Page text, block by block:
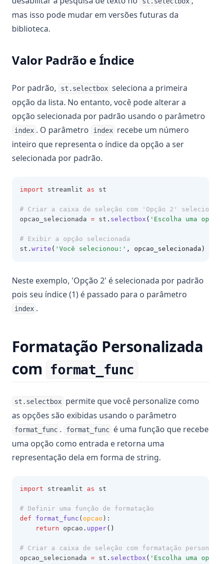
mas isso pode mudar em versões futuras da
biblioteca.
Valor Padrão e Índice
Por padrão, st.selectbox seleciona a primeira
opção da lista. No entanto, você pode alterar a
opção selecionada por padrão usando o parâmetro
index . O parâmetro index recebe um número
inteiro que representa o índice da opção a ser
selecionada por padrão.
import streamlit as st
# Criar a caixa de seleção com 'Opção 2'
opcao_selecionada = st . selectbox ( 'Escolha uma
# Exibir a opção selecionada
st . write ( 'Você selecionou:' , opcao_selecionada)
Neste exemplo, 'Opção 2' é selecionada por padrão
pois seu índice (1) é passado para o parâmetro
index .
Formatação Personalizada
com format_func
st.selectbox permite que você personalize como
as opções são exibidas usando o parâmetro
format_func . format_func é uma função que recebe
uma opção como entrada e retorna uma
representação dela em forma de string.
import streamlit as st
# Definir uma função de formatação
def
format_func ( opcao ):
return opcao . upper()
# Criar a caixa de seleção com formatação
opcao_selecionada = st . selectbox ( 'Escolha uma